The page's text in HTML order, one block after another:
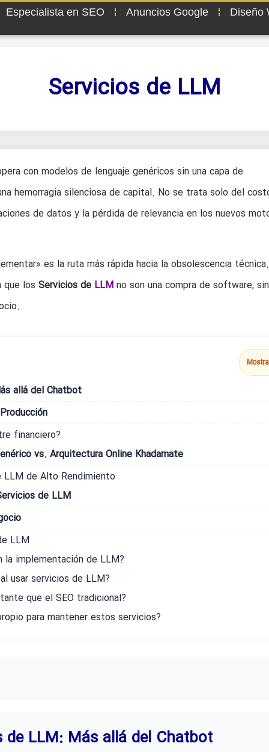
Especialista en SEO Anuncios Google Diseño
Servicios de LLM
con modelos de lenguaje genéricos sin una capa de
hemorragia silenciosa de capital. No se trata solo del
de datos y la pérdida de relevancia en los nuevos
es la ruta más rápida hacia la obsolescencia
que los Servicios de LLMno son una compra de software,
allá del Chatbot
financiero?
vs. Arquitectura Online Khadamate
LLM de Alto Rendimiento
de LLM
LLM
la implementación de LLM?
usar servicios de LLM?
que el SEO tradicional?
para mantener estos servicios?
LLM: Más allá del Chatbot